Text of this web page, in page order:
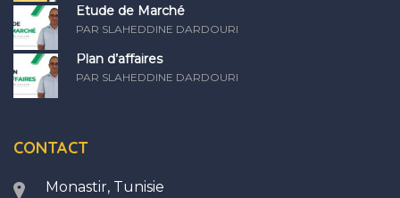
Etude de Marché
PAR SLAHEDDINE DARDOURI
Plan d’affaires
PAR SLAHEDDINE DARDOURI
CONTACT
Monastir, Tunisie